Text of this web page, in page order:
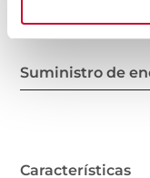
Suministro de
Características